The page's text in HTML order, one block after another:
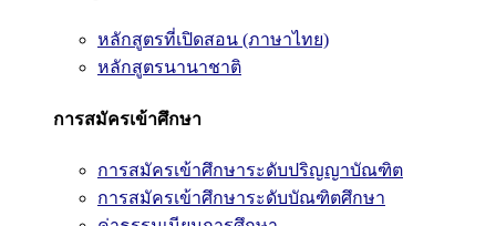
หลักสูตรที่เปิดสอน (ภาษาไทย)
หลักสูตรนานาชาติ
การสมัครเข้าศึกษา
การสมัครเข้าศึกษาระดับปริญญาบัณฑิต
การสมัครเข้าศึกษาระดับบัณฑิตศึกษา